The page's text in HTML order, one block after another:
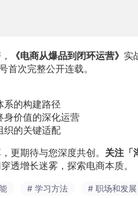
《电商从爆品到闭环运营》 实
首次完整公开连载。
系的构建路径
身价值的深化运营
织的关键适配
更期待与您深度共创。 关注「
透增长迷雾，探索电商本质。
# 学习方法 # 职场和发展